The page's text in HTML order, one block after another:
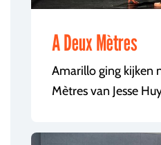
A Deux Mètres
Amarillo ging kijken
Mètres van Jesse